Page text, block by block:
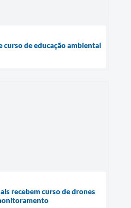
de educação ambiental
recebem curso de drones